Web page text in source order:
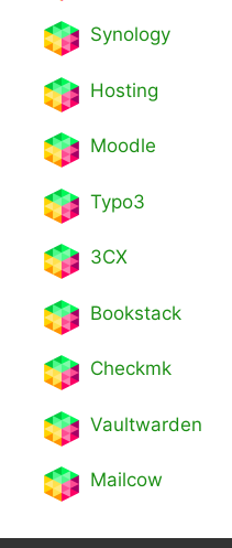
Synology
Hosting
Moodle
Typo3
3CX
Bookstack
Checkmk
Vaultwarden
Mailcow